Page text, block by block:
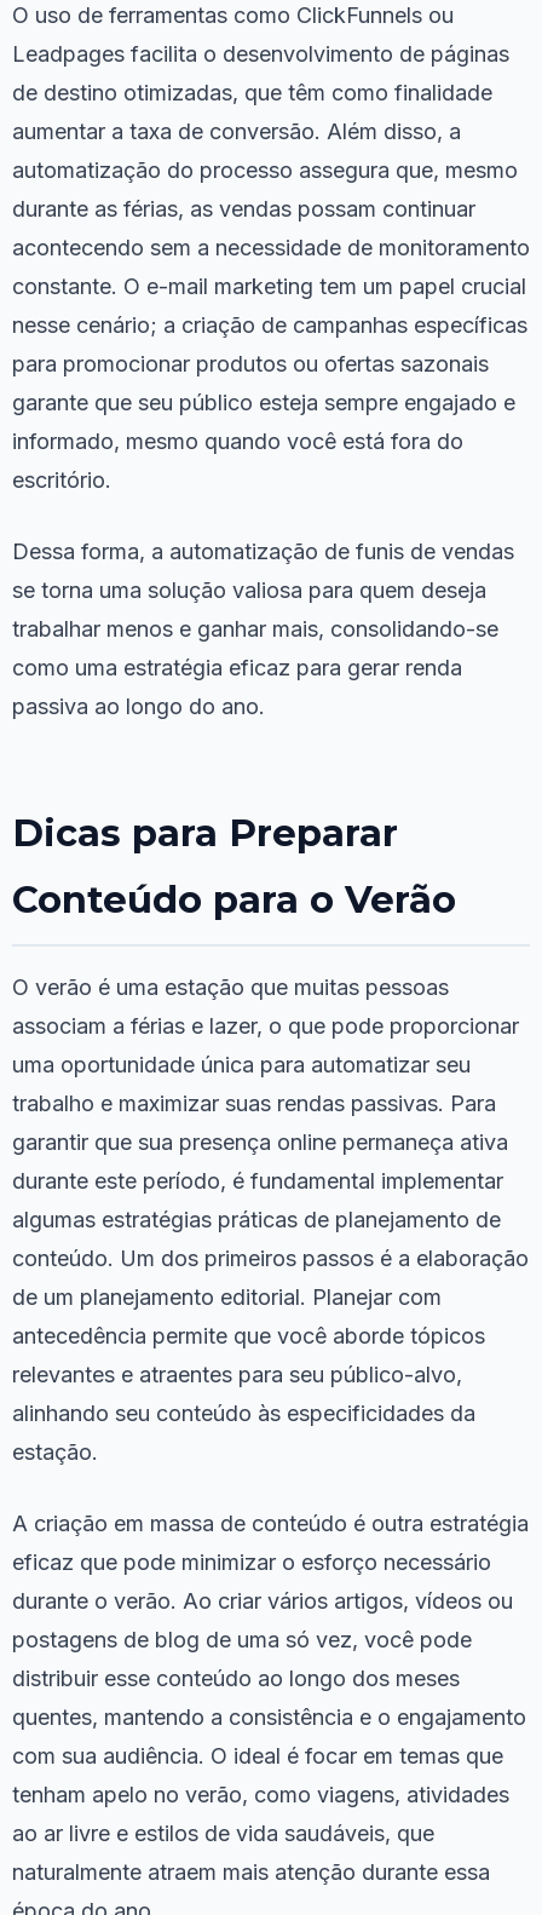
O uso de ferramentas como ClickFunnels ou
Leadpages facilita o desenvolvimento de páginas
de destino otimizadas, que têm como finalidade
aumentar a taxa de conversão. Além disso, a
automatização do processo assegura que, mesmo
durante as férias, as vendas possam continuar
acontecendo sem a necessidade de monitoramento
constante. O e-mail marketing tem um papel crucial
nesse cenário; a criação de campanhas específicas
para promocionar produtos ou ofertas sazonais
garante que seu público esteja sempre engajado e
informado, mesmo quando você está fora do
escritório.
Dessa forma, a automatização de funis de vendas
se torna uma solução valiosa para quem deseja
trabalhar menos e ganhar mais, consolidando-se
como uma estratégia eficaz para gerar renda
passiva ao longo do ano.
Dicas para Preparar
Conteúdo para o Verão
O verão é uma estação que muitas pessoas
associam a férias e lazer, o que pode proporcionar
uma oportunidade única para automatizar seu
trabalho e maximizar suas rendas passivas. Para
garantir que sua presença online permaneça ativa
durante este período, é fundamental implementar
algumas estratégias práticas de planejamento de
conteúdo. Um dos primeiros passos é a elaboração
de um planejamento editorial. Planejar com
antecedência permite que você aborde tópicos
relevantes e atraentes para seu público-alvo,
alinhando seu conteúdo às especificidades da
estação.
A criação em massa de conteúdo é outra estratégia
eficaz que pode minimizar o esforço necessário
durante o verão. Ao criar vários artigos, vídeos ou
postagens de blog de uma só vez, você pode
distribuir esse conteúdo ao longo dos meses
quentes, mantendo a consistência e o engajamento
com sua audiência. O ideal é focar em temas que
tenham apelo no verão, como viagens, atividades
ao ar livre e estilos de vida saudáveis, que
naturalmente atraem mais atenção durante essa